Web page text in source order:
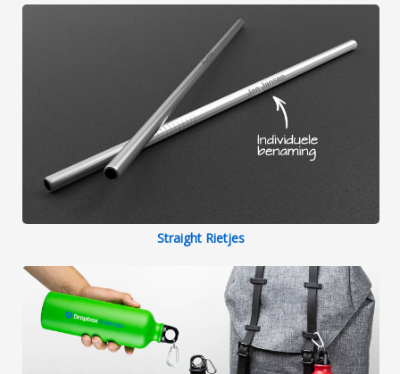
Straight Rietjes